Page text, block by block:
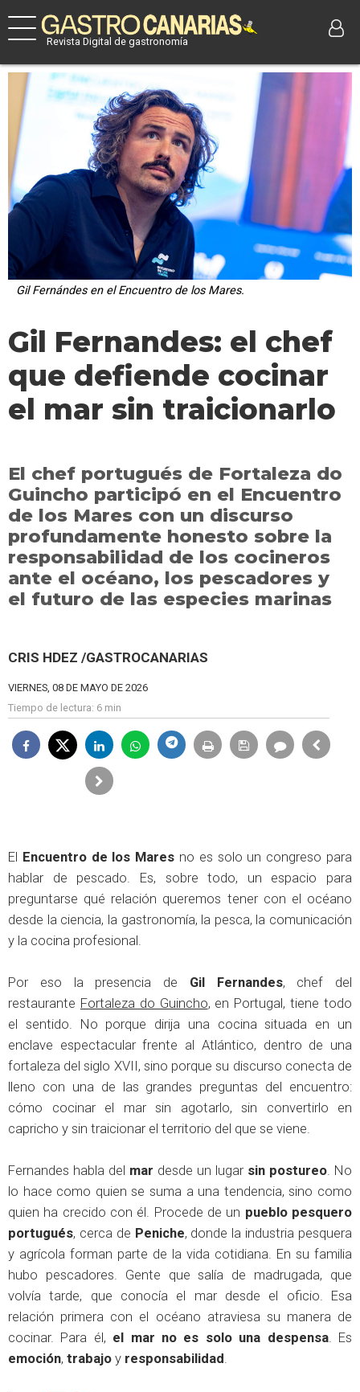
Revista Digital de gastronomía
Gil Fernándes en el Encuentro de los Mares.
Gil Fernandes: el chef
que defiende cocinar
el mar sin traicionarlo
El chef portugués de Fortaleza do
Guincho participó en el Encuentro
de los Mares con un discurso
profundamente honesto sobre la
responsabilidad de los cocineros
ante el océano, los pescadores y
el futuro de las especies marinas
CRIS HDEZ /GASTROCANARIAS
VIERNES, 08 DE MAYO DE 2026
Tiempo de lectura: 6 min
El Encuentro de los Mares no es solo un congreso para
hablar de pescado. Es, sobre todo, un espacio para
preguntarse qué relación queremos tener con el océano
desde la ciencia, la gastronomía, la pesca, la comunicación
y la cocina profesional.
Por eso la presencia de Gil Fernandes, chef del
restaurante Fortaleza do Guincho, en Portugal, tiene todo
el sentido. No porque dirija una cocina situada en un
enclave espectacular frente al Atlántico, dentro de una
fortaleza del siglo XVII, sino porque su discurso conecta de
lleno con una de las grandes preguntas del encuentro:
cómo cocinar el mar sin agotarlo, sin convertirlo en
capricho y sin traicionar el territorio del que se viene.
Fernandes habla del mar desde un lugar sin postureo. No
lo hace como quien se suma a una tendencia, sino como
quien ha crecido con él. Procede de un pueblo pesquero
portugués, cerca de Peniche, donde la industria pesquera
y agrícola forman parte de la vida cotidiana. En su familia
hubo pescadores. Gente que salía de madrugada, que
volvía tarde, que conocía el mar desde el oficio. Esa
relación primera con el océano atraviesa su manera de
cocinar. Para él, el mar no es solo una despensa. Es
emoción, trabajo y responsabilidad .